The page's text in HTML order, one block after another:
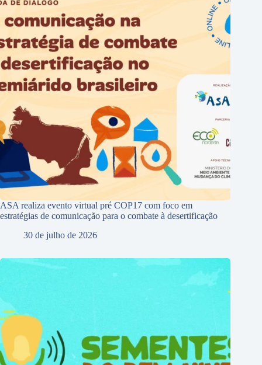
ASA realiza evento virtual pré COP17 com foco em
estratégias de comunicação para o combate à desertificação
30 de julho de 2026